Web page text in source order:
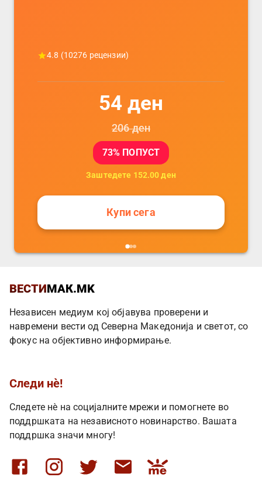
4.8 (10276 рецензии)
54 ден
206ден
73% ПОПУСТ
Заштедете 152.00 ден
Купи сега
ВЕСТИМАК.MK
Независен медиум кој објавува проверени и
навремени вести од Северна Македонија и светот, со
фокус на објективно информирање.
Следи нè!
Следете нè на социјалните мрежи и помогнете во
поддршката на независното новинарство. Вашата
поддршка значи многу!